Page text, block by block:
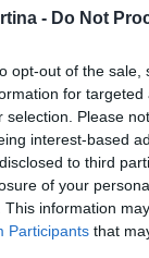
- Do Not
opt-out of the
for
selection. Please
interest-based
to third
of your
This information
Participants that